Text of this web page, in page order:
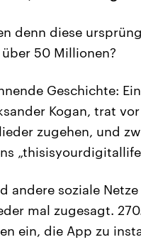
denn diese
50 Millionen?
Geschichte:
Kogan, trat
zugehen, und
andere soziale
mal zugesagt.
ein, die App zu